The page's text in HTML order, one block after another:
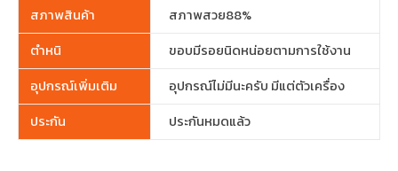
สภาพสินค้า
สภาพสวย88%
ตำหนิ
ขอบมีรอยนิดหน่อยตามการใช้งาน
อุปกรณ์เพิ่มเติม
อุปกรณ์ไม่มีนะครับ มีแต่ตัวเครื่อง
ประกัน
ประกันหมดแล้ว